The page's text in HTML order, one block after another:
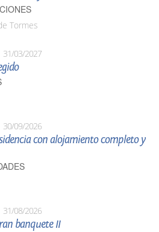
Tormes
31/03/2027
30/09/2026
con alojamiento completo y
31/08/2026
banquete II